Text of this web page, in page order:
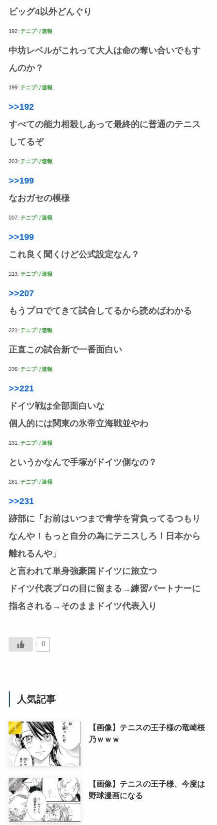
ビッグ4以外どんぐり
192: テニプリ速報
中坊レベルがこれって大人は命の奪い合いでもす
んのか？
199: テニプリ速報
>>192
すべての能力相殺しあって最終的に普通のテニス
してるぞ
203: テニプリ速報
>>199
なおガセの模様
207: テニプリ速報
>>199
これ良く聞くけど公式設定なん？
213: テニプリ速報
>>207
もうプロでてきて試合してるから読めばわかる
221: テニプリ速報
正直この試合新で一番面白い
236: テニプリ速報
>>221
ドイツ戦は全部面白いな
個人的には関東の氷帝立海戦並やわ
231: テニプリ速報
というかなんで手塚がドイツ側なの？
281: テニプリ速報
>>231
跡部に「お前はいつまで青学を背負ってるつもり
なんや！もっと自分の為にテニスしろ！日本から
離れるんや」
と言われて単身強豪国ドイツに旅立つ
ドイツ代表プロの目に留まる→練習パートナーに
指名される→そのままドイツ代表入り
0
人気記事
【画像】テニスの王子様の竜崎桜
乃ｗｗｗ
【画像】テニスの王子様、今度は
野球漫画になる